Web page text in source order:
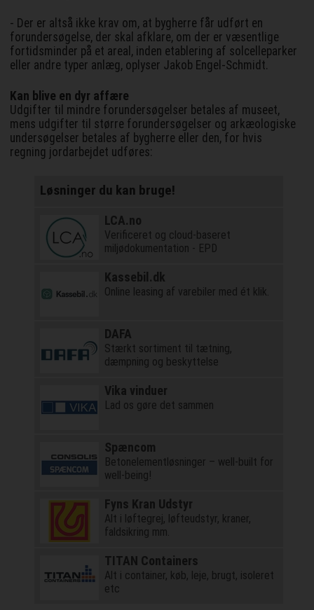
- Der er altså ikke krav om, at bygherre får udført en
forundersøgelse, der skal afklare, om der er væsentlige
fortidsminder på et areal, inden etablering af solcelleparker
eller andre typer anlæg, oplyser Jakob Engel-Schmidt.
Kan blive en dyr affære
Udgifter til mindre forundersøgelser betales af museet,
mens udgifter til større forundersøgelser og arkæologiske
undersøgelser betales af bygherre eller den, for hvis
regning jordarbejdet udføres:
Løsninger du kan bruge!
LCA.no
Verificeret og cloud-baseret
miljødokumentation - EPD
Kassebil.dk
Online leasing af varebiler med ét klik.
DAFA
Stærkt sortiment til tætning,
dæmpning og beskyttelse
Vika vinduer
Lad os gøre det sammen
Spæncom
Betonelementløsninger – well-built for
well-being!
Fyns Kran Udstyr
Alt i løftegrej, løfteudstyr, kraner,
faldsikring mm.
TITAN Containers
Alt i container, køb, leje, brugt, isoleret
etc